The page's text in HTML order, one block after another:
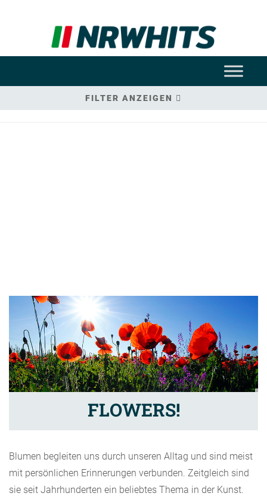
FILTER ANZEIGEN
FLOWERS!
Blumen begleiten uns durch unseren Alltag und sind meist
mit persönlichen Erinnerungen verbunden. Zeitgleich sind
sie seit Jahrhunderten ein beliebtes Thema in der Kunst.